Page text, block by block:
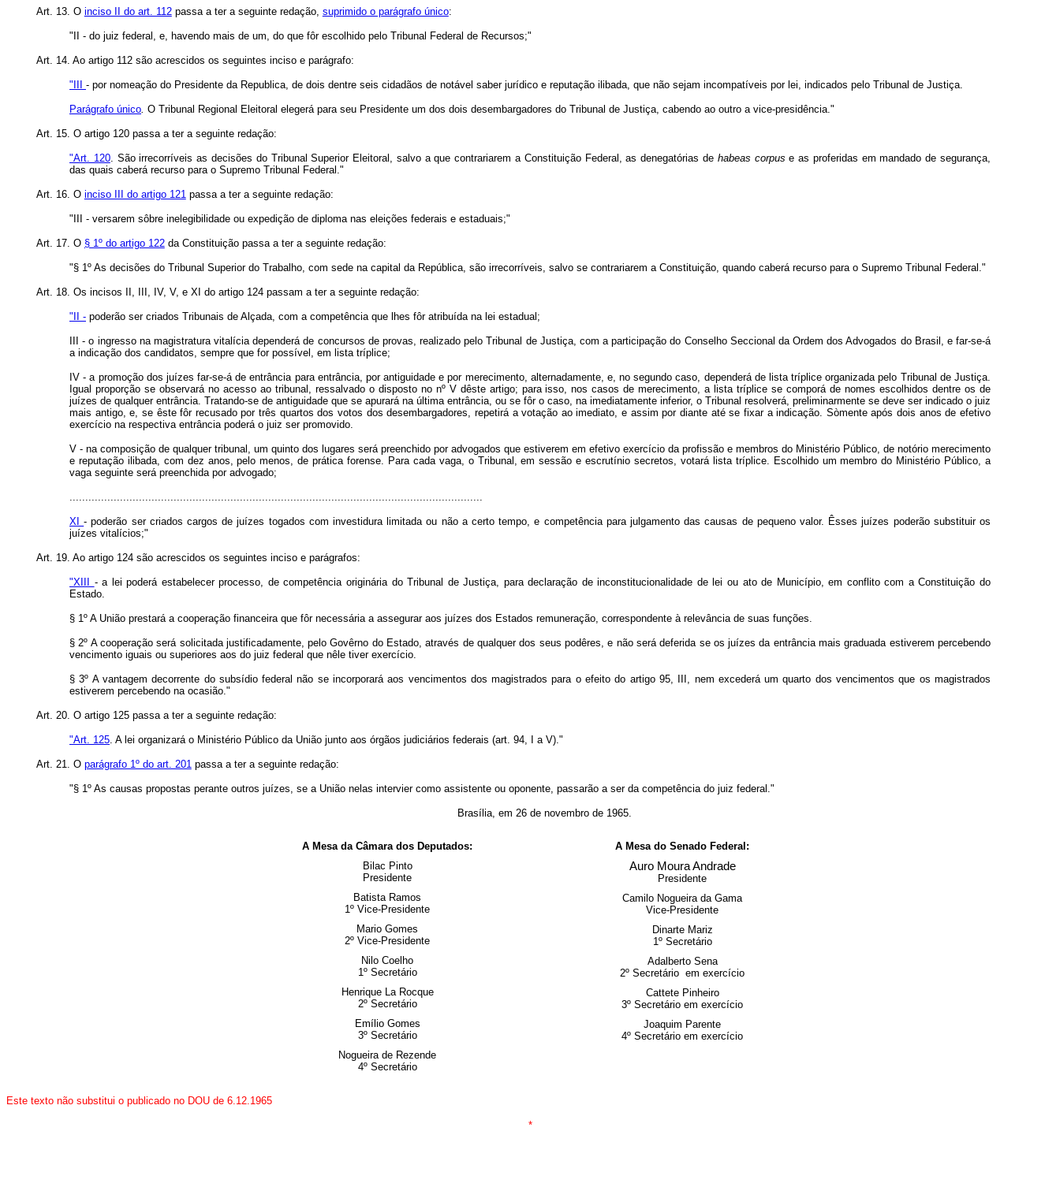
Art. 13. O inciso II do art. 112passa a ter a seguinte redação, suprimido o parágrafo único:
"II - do juiz federal, e, havendo mais de um, do que fôr escolhido pelo Tribunal Federal de Recursos;"
Art. 14. Ao artigo 112 são acrescidos os seguintes inciso e parágrafo:
"III - por nomeação do Presidente da Republica, de dois dentre seis cidadãos de notável saber jurídico e reputação ilibada, que não sejam incompatíveis por lei, indicados pelo Tribunal de Justiça.
Parágrafo único. O Tribunal Regional Eleitoral elegerá para seu Presidente um dos dois desembargadores do Tribunal de Justiça, cabendo ao outro a vice-presidência."
Art. 15. O artigo 120 passa a ter a seguinte redação:
"Art. 120. São irrecorríveis as decisões do Tribunal Superior Eleitoral, salvo a que contrariarem a Constituição Federal, as denegatórias de habeas corpus e as proferidas em mandado de segurança,
das quais caberá recurso para o Supremo Tribunal Federal."
Art. 16. O inciso III do artigo 121passa a ter a seguinte redação:
"III - versarem sôbre inelegibilidade ou expedição de diploma nas eleições federais e estaduais;"
Art. 17. O § 1º do artigo 122da Constituição passa a ter a seguinte redação:
"§ 1º As decisões do Tribunal Superior do Trabalho, com sede na capital da República, são irrecorríveis, salvo se contrariarem a Constituição, quando caberá recurso para o Supremo Tribunal Federal."
Art. 18. Os incisos II, III, IV, V, e XI do artigo 124 passam a ter a seguinte redação:
"II - poderão ser criados Tribunais de Alçada, com a competência que lhes fôr atribuída na lei estadual;
III - o ingresso na magistratura vitalícia dependerá de concursos de provas, realizado pelo Tribunal de Justiça, com a participação do Conselho Seccional da Ordem dos Advogados do Brasil, e far-se-á
a indicação dos candidatos, sempre que for possível, em lista tríplice;
IV - a promoção dos juízes far-se-á de entrância para entrância, por antiguidade e por merecimento, alternadamente, e, no segundo caso, dependerá de lista tríplice organizada pelo Tribunal de Justiça.
Igual proporção se observará no acesso ao tribunal, ressalvado o disposto no nº V dêste artigo; para isso, nos casos de merecimento, a lista tríplice se comporá de nomes escolhidos dentre os de
juízes de qualquer entrância. Tratando-se de antiguidade que se apurará na última entrância, ou se fôr o caso, na imediatamente inferior, o Tribunal resolverá, preliminarmente se deve ser indicado o juiz
mais antigo, e, se êste fôr recusado por três quartos dos votos dos desembargadores, repetirá a votação ao imediato, e assim por diante até se fixar a indicação. Sòmente após dois anos de efetivo
exercício na respectiva entrância poderá o juiz ser promovido.
V - na composição de qualquer tribunal, um quinto dos lugares será preenchido por advogados que estiverem em efetivo exercício da profissão e membros do Ministério Público, de notório merecimento
e reputação ilibada, com dez anos, pelo menos, de prática forense. Para cada vaga, o Tribunal, em sessão e escrutínio secretos, votará lista tríplice. Escolhido um membro do Ministério Público, a
vaga seguinte será preenchida por advogado;
...................................................................................................................................
XI- poderão ser criados cargos de juízes togados com investidura limitada ou não a certo tempo, e competência para julgamento das causas de pequeno valor. Êsses juízes poderão substituir os
juízes vitalícios;"
Art. 19. Ao artigo 124 são acrescidos os seguintes inciso e parágrafos:
"XIII - a lei poderá estabelecer processo, de competência originária do Tribunal de Justiça, para declaração de inconstitucionalidade de lei ou ato de Município, em conflito com a Constituição do
Estado.
§ 1º A União prestará a cooperação financeira que fôr necessária a assegurar aos juízes dos Estados remuneração, correspondente à relevância de suas funções.
§ 2º A cooperação será solicitada justificadamente, pelo Govêrno do Estado, através de qualquer dos seus podêres, e não será deferida se os juízes da entrância mais graduada estiverem percebendo
vencimento iguais ou superiores aos do juiz federal que nêle tiver exercício.
§ 3º A vantagem decorrente do subsídio federal não se incorporará aos vencimentos dos magistrados para o efeito do artigo 95, III, nem excederá um quarto dos vencimentos que os magistrados
estiverem percebendo na ocasião."
Art. 20. O artigo 125 passa a ter a seguinte redação:
"Art. 125. A lei organizará o Ministério Público da União junto aos órgãos judiciários federais (art. 94, I a V)."
Art. 21. O parágrafo 1º do art. 201passa a ter a seguinte redação:
"§ 1º As causas propostas perante outros juízes, se a União nelas intervier como assistente ou oponente, passarão a ser da competência do juiz federal."
Brasília, em 26 de novembro de 1965.
A Mesa da Câmara dos Deputados:
Bilac Pinto
Presidente
Batista Ramos
1º Vice-Presidente
Mario Gomes
2º Vice-Presidente
Nilo Coelho
1º Secretário
Henrique La Rocque
2º Secretário
Emílio Gomes
3º Secretário
Nogueira de Rezende
4º Secretário
A Mesa do Senado Federal:
Auro Moura Andrade
Presidente
Camilo Nogueira da Gama
Vice-Presidente
Dinarte Mariz
1º Secretário
Adalberto Sena
2º Secretário em exercício
Cattete Pinheiro
3º Secretário em exercício
Joaquim Parente
4º Secretário em exercício
Este texto não substitui o publicado no DOU de 6.12.1965
*